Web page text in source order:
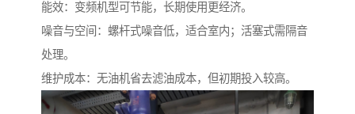
能效：变频机型可节能，长期使用更经济。
噪音与空间：螺杆式噪音低，适合室内；活塞式需隔音
处理。
维护成本：无油机省去滤油成本，但初期投入较高。